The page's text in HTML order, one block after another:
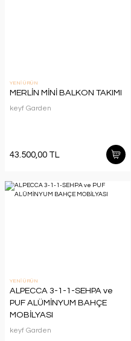
YENİ ÜRÜN
MERLİN MİNİ BALKON TAKIMI
keyf Garden
43.500,00 TL
YENİ ÜRÜN
ALPECCA 3-1-1-SEHPA ve
PUF ALÜMİNYUM BAHÇE
MOBİLYASI
keyf Garden